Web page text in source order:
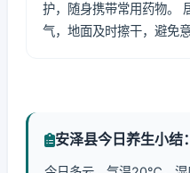
护，随身携带常用药物。
气，地面及时擦干，避免意
安泽县今日养生小结：